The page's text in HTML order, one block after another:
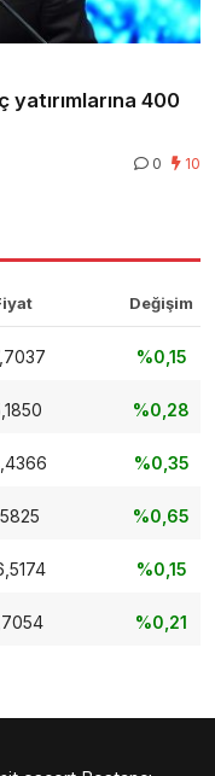
400
0 10
Değişim
%0,15
%0,28
%0,35
%0,65
%0,15
%0,21